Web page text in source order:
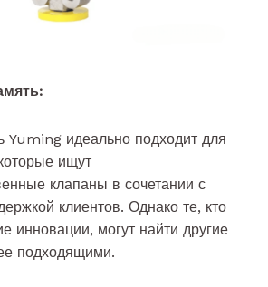
Yuming идеально подходит для
ищут
клапаны в сочетании с
клиентов. Однако те, кто
инновации, могут найти другие
подходящими.